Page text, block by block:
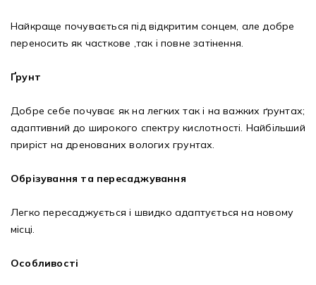
Найкраще почувається під відкритим сонцем, але добре
переносить як часткове ,так і повне затінення.
Ґрунт
Добре себе почуває як на легких так і на важких ґрунтах;
адаптивний до широкого спектру кислотності. Найбільший
приріст на дренованих вологих грунтах.
Обрізування та пересаджування
Легко пересаджується і швидко адаптується на новому
місці.
Особливості